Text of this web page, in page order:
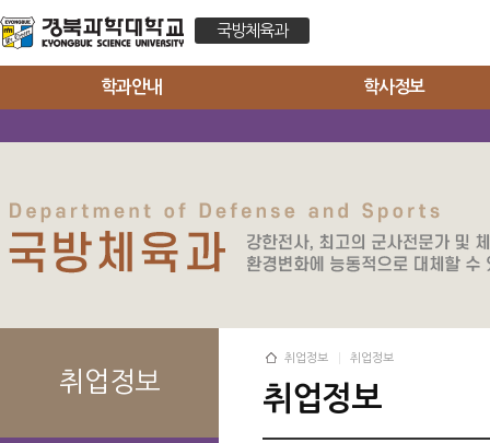
국방체육과
학과안내 학사정보
취업정보
취업정보 취업정보
취업정보